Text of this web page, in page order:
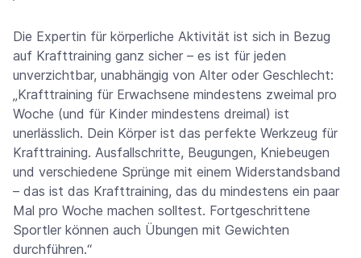
Die Expertin für körperliche Aktivität ist sich in Bezug
auf Krafttraining ganz sicher – es ist für jeden
unverzichtbar, unabhängig von Alter oder Geschlecht:
„Krafttraining für Erwachsene mindestens zweimal pro
Woche (und für Kinder mindestens dreimal) ist
unerlässlich. Dein Körper ist das perfekte Werkzeug für
Krafttraining. Ausfallschritte, Beugungen, Kniebeugen
und verschiedene Sprünge mit einem Widerstandsband
– das ist das Krafttraining, das du mindestens ein paar
Mal pro Woche machen solltest. Fortgeschrittene
Sportler können auch Übungen mit Gewichten
durchführen.“